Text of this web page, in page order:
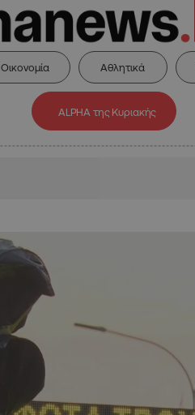
Οικονομία Αθλητικά
ALPHA της Κυριακής